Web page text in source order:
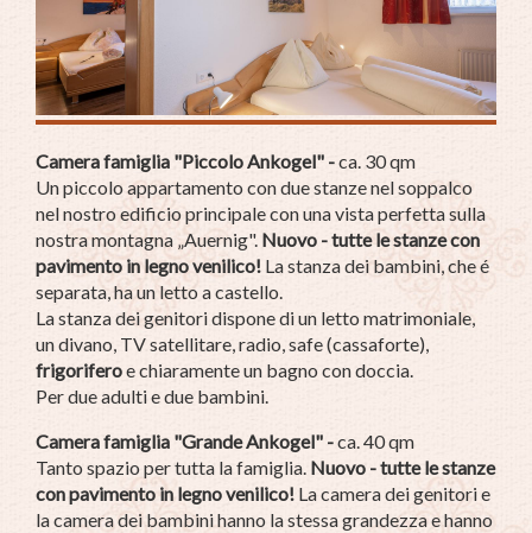
Camera famiglia "Piccolo Ankogel" -ca. 30 qm
Un piccolo appartamento con due stanze nel soppalco
nel nostro edificio principale con una vista perfetta sulla
nostra montagna „Auernig". Nuovo - tutte le stanze con
pavimento in legno venilico! La stanza dei bambini, che é
separata, ha un letto a castello.
La stanza dei genitori dispone di un letto matrimoniale,
un divano, TV satellitare, radio, safe (cassaforte),
frigoriferoe chiaramente un bagno con doccia.
Per due adulti e due bambini.
Camera famiglia "Grande Ankogel" -ca. 40 qm
Tanto spazioper tutta la famiglia. Nuovo - tutte le stanze
con pavimento in legno venilico! La camera dei genitori e
la camera dei bambini hanno la stessa grandezza e hanno